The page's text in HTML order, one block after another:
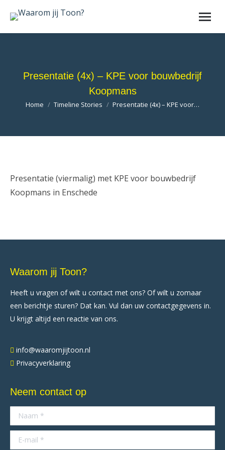
Presentatie (4x) – KPE voor bouwbedrijf
Koopmans
Je bent hier:
Home Timeline Stories Presentatie (4x) – KPE voor…
Presentatie (viermalig) met KPE voor bouwbedrijf
Koopmans in Enschede
Waarom jij Toon?
Heeft u vragen of wilt u contact met ons? Of wilt u zomaar
een berichtje sturen? Dat kan. Vul dan uw contactgegevens in.
U krijgt altijd een reactie van ons.
info@waaromjijtoon.nl
Privacyverklaring
Neem contact op
Naam *
E-mail *